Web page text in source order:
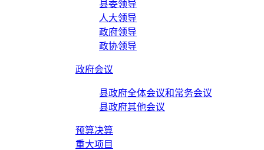
县委领导
人大领导
政府领导
政协领导
政府会议
县政府全体会议和常务会议
县政府其他会议
预算决算
重大项目